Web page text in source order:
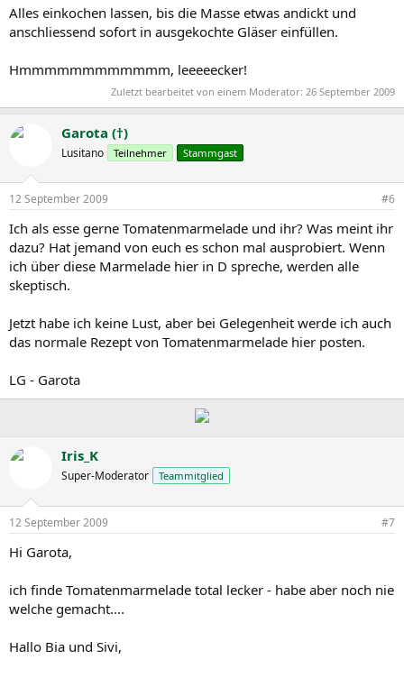
Alles einkochen lassen, bis die Masse etwas andickt und
anschliessend sofort in ausgekochte Gläser einfüllen.
Hmmmmmmmmmmmm, leeeeecker!
Zuletzt bearbeitet von einem Moderator: 26 September 2009
Garota (†)
Lusitano Teilnehmer Stammgast
12 September 2009 #6
Ich als esse gerne Tomatenmarmelade und ihr? Was meint ihr
dazu? Hat jemand von euch es schon mal ausprobiert. Wenn
ich über diese Marmelade hier in D spreche, werden alle
skeptisch.
Jetzt habe ich keine Lust, aber bei Gelegenheit werde ich auch
das normale Rezept von Tomatenmarmelade hier posten.
LG - Garota
Iris_K
Super-Moderator Teammitglied
12 September 2009 #7
Hi Garota,
ich finde Tomatenmarmelade total lecker - habe aber noch nie
welche gemacht....
Hallo Bia und Sivi,